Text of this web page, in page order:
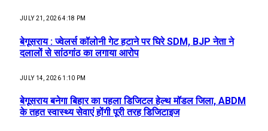
JULY 21, 2026 4:18 PM
बेगूसराय : ज्वेलर्स कॉलोनी गेट हटाने पर घिरे SDM, BJP नेता ने
दलालों से सांठगांठ का लगाया आरोप
JULY 14, 2026 1:10 PM
बेगूसराय बनेगा बिहार का पहला डिजिटल हेल्थ मॉडल जिला, ABDM
के तहत स्वास्थ्य सेवाएं होंगी पूरी तरह डिजिटाइज